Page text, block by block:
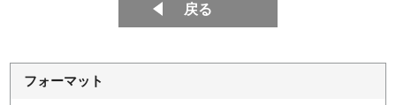
戻る
フォーマット